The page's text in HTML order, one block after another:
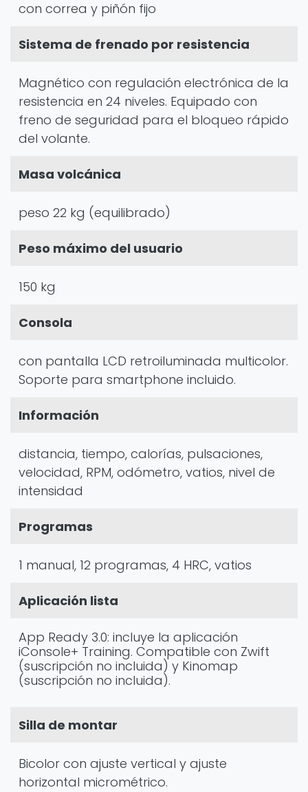
con correa y piñón fijo
Sistema de frenado por resistencia
Magnético con regulación electrónica de la
resistencia en 24 niveles. Equipado con
freno de seguridad para el bloqueo rápido
del volante.
Masa volcánica
peso 22 kg (equilibrado)
Peso máximo del usuario
150 kg
Consola
con pantalla LCD retroiluminada multicolor.
Soporte para smartphone incluido.
Información
distancia, tiempo, calorías, pulsaciones,
velocidad, RPM, odómetro, vatios, nivel de
intensidad
Programas
1 manual, 12 programas, 4 HRC, vatios
Aplicación lista
App Ready 3.0: incluye la aplicación
iConsole+ Training. Compatible con Zwift
(suscripción no incluida) y Kinomap
(suscripción no incluida).
Silla de montar
Bicolor con ajuste vertical y ajuste
horizontal micrométrico.